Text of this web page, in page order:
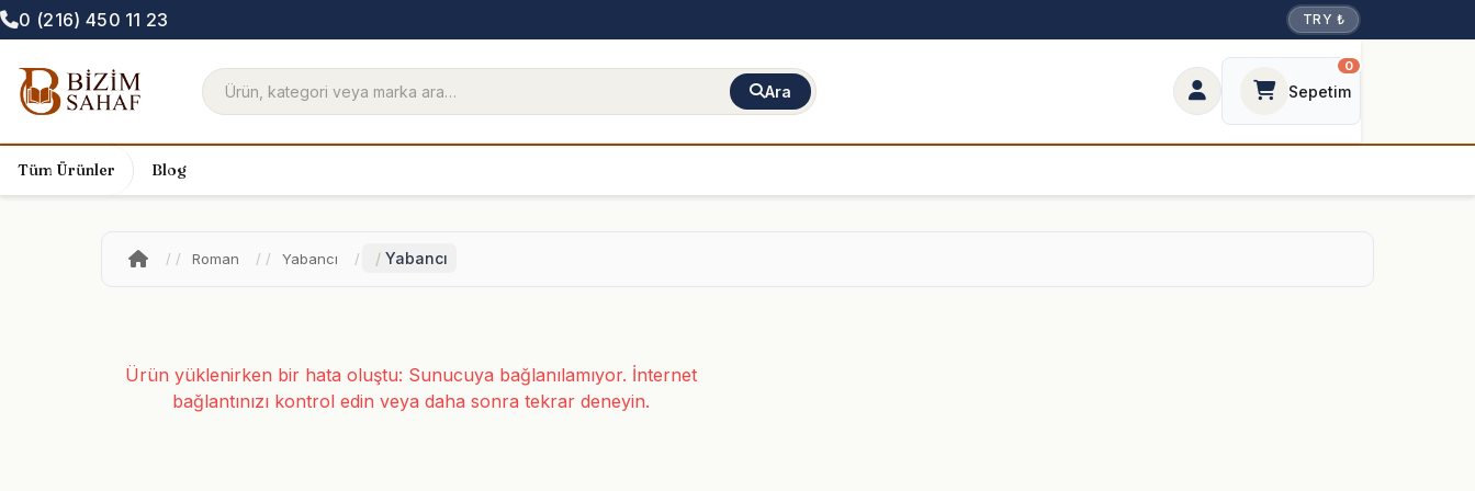
0 (216) 450 11 23 TRY ₺
Ara Sepetim
0
Tüm Ürünler Blog
Roman Yabancı Yabancı
Ürün yüklenirken bir hata oluştu: Sunucuya bağlanılamıyor. İnternet
bağlantınızı kontrol edin veya daha sonra tekrar deneyin.